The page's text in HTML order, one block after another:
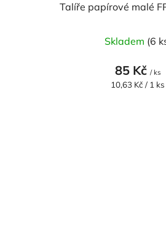
Talíře papírové malé
Skladem (6
85 Kč / ks
Měrná
10,63 Kč / 1 ks